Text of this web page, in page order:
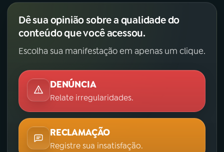
Dê sua opinião sobre a qualidade do
conteúdo que você acessou.
Escolha sua manifestação em apenas um clique.
DENÚNCIA
Relate irregularidades.
RECLAMAÇÃO
Registre sua insatisfação.